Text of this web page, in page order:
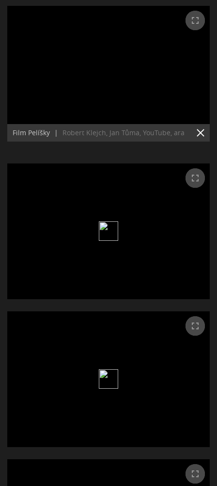
Film Pelíšky | Robert Klejch, Jan Tůma, YouTube, ara